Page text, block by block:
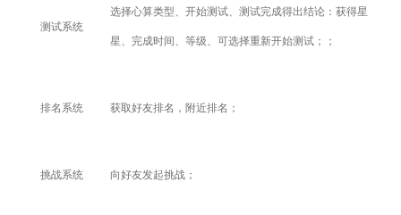
测试系统
选择心算类型、开始测试、测试完成得出结论：获得星
星、完成时间、等级、可选择重新开始测试； ；
排名系统 获取好友排名，附近排名；
挑战系统 向好友发起挑战；